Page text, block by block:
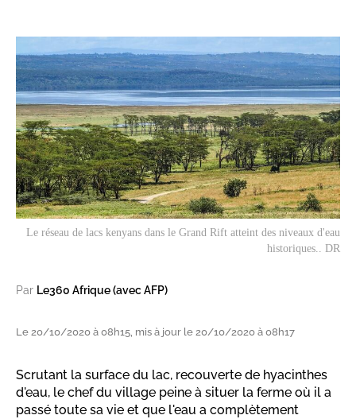
Le réseau de lacs kenyans dans le Grand Rift atteint des niveaux d'eau
historiques.. DR
Par Le360 Afrique (avec AFP)
Le 20/10/2020 à 08h15, mis à jour le 20/10/2020 à 08h17
Scrutant la surface du lac, recouverte de hyacinthes
d'eau, le chef du village peine à situer la ferme où il a
passé toute sa vie et que l'eau a complètement